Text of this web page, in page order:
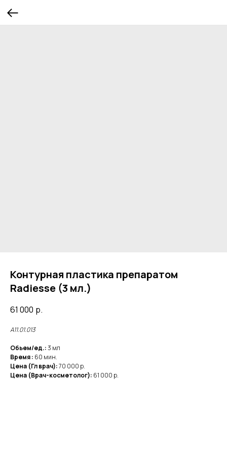
Контурная пластика препаратом
Radiesse (3 мл.)
61 000 р.
А11.01.013
Обьем/ед.:3 мл
Время : 60 мин.
Цена (Гл врач):70 000 р.
Цена (Врач-косметолог): 61 000 р.